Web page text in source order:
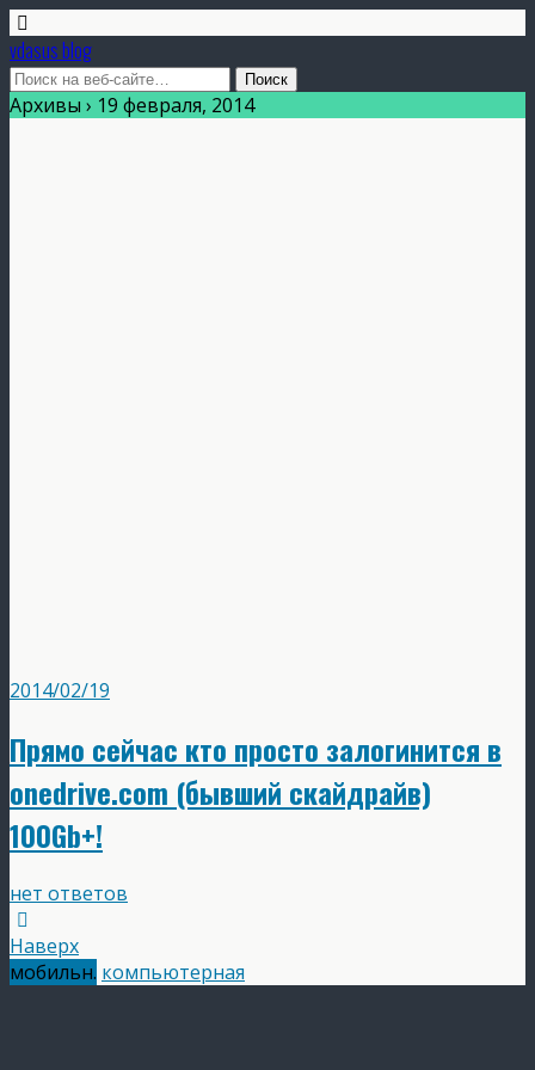
vdasus blog
Архивы › 19 февраля, 2014
2014/02/19
Прямо сейчас кто просто залогинится в
onedrive.com (бывший скайдрайв)
100Gb+!
нет ответов
Наверх
мобильн. компьютерная